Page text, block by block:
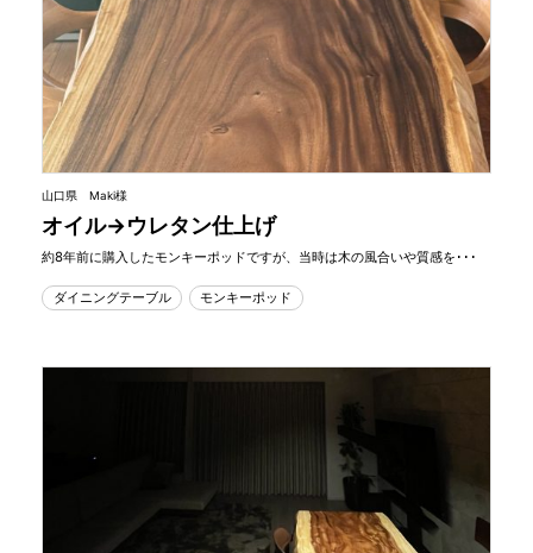
山口県 Maki様
オイル→ウレタン仕上げ
約8年前に購入したモンキーポッドですが、当時は木の風合いや質感を･･･
ダイニングテーブル モンキーポッド